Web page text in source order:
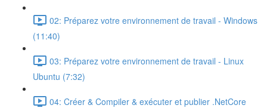
02: Préparez votre environnement de travail - Windows
(11:40)
03: Préparez votre environnement de travail - Linux
Ubuntu (7:32)
04: Créer & Compiler & exécuter et publier .NetCore